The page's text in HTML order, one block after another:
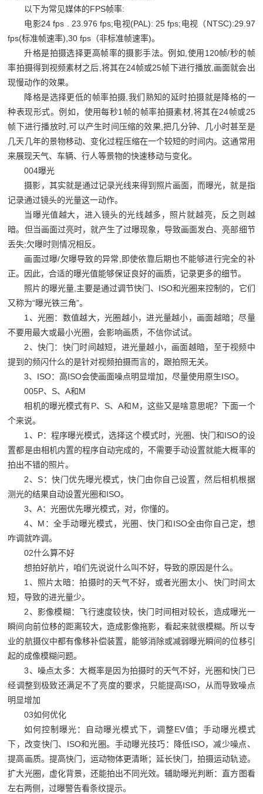
以下为常见媒体的FPS帧率:
电影24 fps . 23.976 fps;电视(PAL): 25 fps;电视（NTSC):29.97
fps(标准帧速率),30 fps （非标准帧速率)。
升格是拍摄选择更高帧率的摄影手法。例如,使用 120帧/秒的帧
率拍摄得到视频素材之后,将其在24帧或25帧下进行播放,画面就会出
现慢动作的效果。
降格是选择更低的帧率拍摄,我们熟知的延时拍摄就是降格的一
种表现形式。例如，使用每秒1帧的帧率拍摄素材,将其在24帧或25
帧下进行播放时,可以产生时间压缩的效果,把几分钟、几小时甚至是
几天几年的景物移动、变化过程压缩在一个较短的时间内。这通常用
来展现天气、车辆、行人等景物的快速移动与变化。
004曝光
摄影，其实就是通过记录光线来得到照片画面，而曝光，就是指
记录通过镜头的光量这一动作。
当曝光值越大，进入镜头的光线越多，照片就越亮，反之则越
暗。但当画面过亮时，就产生了过曝现象，导致画面发白、亮部细节
丢失;欠曝时则情况相反。
画面过曝/欠曝导致的异常,即使依靠后期也不能够进行完全的补
正。因此，合适的曝光值能够保证良好的画质，记录更多的细节。
照片的曝光量,主要是通过调节快门、 ISO和光圈来控制的，它们
又称为“曝光铁三角”。
1、光圈：数值越大，光圈越小，进光量越小，画面越暗；尽量
不要用最大或最小光圈，会影响画质，不信你试试。
2、快门：快门时间越短，进光量越小，画面越暗，至于视频中
提到的频闪什么的是针对视频拍摄而言的，跟拍照无关。
3、 ISO：高ISO会使画面噪点明显增加，尽量使用原生ISO。
005P、S、A和M
相机的曝光模式有P、 S、A和M，这些又是啥意思呢？下面一个
个来说。
1、 P：程序曝光模式，选择这个模式时，光圈、快门和ISO的设
置都是由相机内置的程序自动完成的，不需要手动设置就能大概率的
拍出不错的照片。
2、S：快门优先曝光模式，快门由你自己设置，然后相机根据
测光的结果自动设置光圈和ISO。
3、A：光圈优先曝光模式，对，你懂的。
4、 M ：全手动曝光模式，光圈、快门和ISO全由你自己定，想
咋调就咋调。
02什么算不好
想拍好航片，咱们先说说什么叫不好，导致的原因是什么。
1、照片太暗：拍摄时的天气不好，或者光圈太小、快门时间太
短，导致的进光量少。
2、影像模糊：飞行速度较快，快门时间相对较长，造成曝光一
瞬间向前位移的距离较大，造成影像拖影，看起来就很模糊。所以专
业的航摄仪中都有像移补偿装置，能够消除或减弱曝光瞬间的位移引
起的成像模糊问题。
3、噪点太多：大概率是因为拍摄时的天气不好，光圈和快门已
经调整到极致还满足不了亮度的要求，只能提高ISO，从而导致噪点
明显增加
03如何优化
如何控制曝光：自动曝光模式下，调整EV值；手动曝光模式
下，改变快门、 ISO和光圈。手动曝光技巧：降低ISO，减少噪点、
提高画质。提高快门，运动物体更清晰；延长快门，拍摄运动轨迹。
扩大光圈，虚化背景，还能拍出不同光效。辅助曝光判断：直方图看
左右两侧，过曝警告看条纹提示。